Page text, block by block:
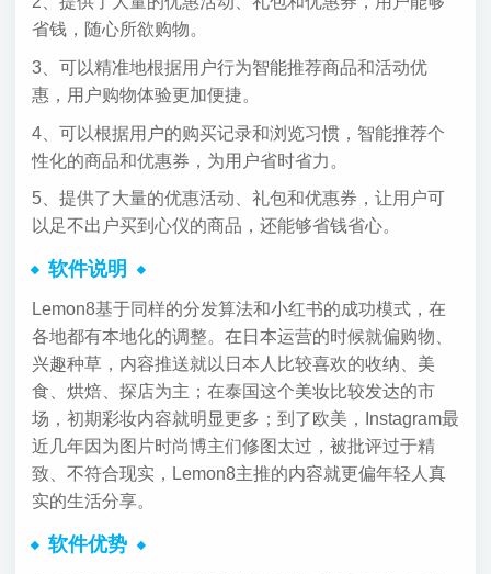
省钱，随心所欲购物。
3、可以精准地根据用户行为智能推荐商品和活动优
惠，用户购物体验更加便捷。
4、可以根据用户的购买记录和浏览习惯，智能推荐个
性化的商品和优惠券，为用户省时省力。
5、提供了大量的优惠活动、礼包和优惠券，让用户可
以足不出户买到心仪的商品，还能够省钱省心。
软件说明
Lemon8基于同样的分发算法和小红书的成功模式，在
各地都有本地化的调整。在日本运营的时候就偏购物、
兴趣种草，内容推送就以日本人比较喜欢的收纳、美
食、烘焙、探店为主；在泰国这个美妆比较发达的市
场，初期彩妆内容就明显更多；到了欧美，Instagram最
近几年因为图片时尚博主们修图太过，被批评过于精
致、不符合现实，Lemon8主推的内容就更偏年轻人真
实的生活分享。
软件优势